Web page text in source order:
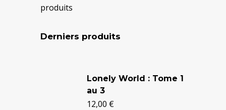
produits
Derniers produits
Lonely World : Tome 1
au 3
12,00 €